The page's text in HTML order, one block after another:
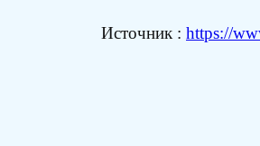
Источник : https://